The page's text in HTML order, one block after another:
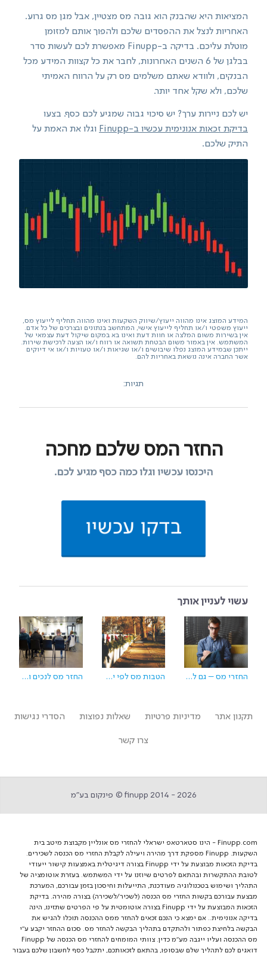
המציאות היא שהבנק הוא גובה מס מצטיין, אבל מגן מס גרוע.
האחריות לנצל את ההפסדים שלכם ולהפוך אותם למזומן
מוטלת עליכם. בדיקה ב-Finupp מאפשרת לכם לעשות סדר
בבלגן של 6 השנים האחרונות, לחבר את כל קצוות המידע מכל
הבנקים, ולוודא שאתם משלמים מס רק על הרווח האמיתי
שלכם, ולא שקל אחד יותר.
יש לכם ניירות ערך? יש סיכוי גבוה שמגיע לכם כסף. בצעו
בדיקת זכאות אנונימית עכשיו ב-Finupp
וגלו את האמת על
התיק שלכם.
המידע המוצג אינו מהווה ייעוץ/שיווק השקעות ואינו מהווה תחליף לייעוץ מס,
ייעוץ משפטי ו/או תחליף לייעוץ אישי, המתחשב בנתונים ובצרכים של כל אדם.
אין בשירות משום המלצה או חוות דעת ואינו בא במקום שיקול דעת עצמאי של
המשתמש. אין באמור משום הבטחת תשואה או רווח ו/או הצעה לרכישת שירות.
ייתכן שבמידע המוצג נפלו שיבושים ו/או שגיאות ו/או טעויות ו/או אי דיוקים
אשר החברה אינה נושאת באחריות להם.
תגיות:
החזר המס שלכם מחכה
היכנסו עכשיו וגלו כמה כסף מגיע לכם.
בדקו עכשיו
עשוי לעניין אותך
החזרי מס – גם לשכירים הטבות מס לפי ישובים: חפשו את העיר שלכם ובדקו זכאות החזר מס לנכים וזכויות רפואיות
תקנון אתר מדיניות פרטיות שאלות נפוצות הסדרי נגישות
צרו קשר
finupp 2014 - 2026 © פינקום בע״מ
Finupp.com - הינו סטארטאפ ישראלי להחזרי מס אונליין מקבוצת מיטב בית
השקעות. Finupp מספקת דרך מהירה ויעילה לקבלת החזרי מס הכנסה לשכירים.
בדיקת הזכאות מבוצעת על ידי Finupp בצורה דיגיטלית באמצעות קישור ייעודי
לטובת ההתקשרות ובהתאם לפרטים שיוזנו על ידי המשתמש. בעזרת אוטומציה של
התהליך ושימוש בטכנולוגיה מעודכנת, התייעלות וחיסכון בזמן עבורכם, המערכת
מבצעת עבורכם בקשות החזרי מס הכנסה (לשכיר/לשכירה) בצורה מהירה. בדיקת
הזכאות המבוצעת על ידי Finupp בצורה אוטומטית על פי הפרטים שתזינו, הינה
בדיקה אנונימית.. אם ימצא כי הנכם זכאים להחזר ממס ההכנסה תוכלו להגיש את
הבקשה בלחיצת כפתור ולהתקדם בתהליך הבקשה להחזר מס. סכום ההחזר יקבע ע"י
מס ההכנסה ועליו ייגבה מע"מ כדין. צוותי המומחים להחזרי מס הכנסה של Finupp
דואגים לכם לתהליך שלם שבסופו, בהתאם לזכאותכם, יתקבל כסף לחשבון שלכם בעבור